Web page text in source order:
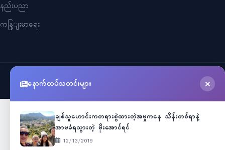
နည်းပညာ
ကနြျးမာရေး
©2026Myanmar Cele News
နောက်ထပ်သတင်းများ
ချစ်သူဟောင်းကတရားစွဲထားတဲ့အမှုကနေ သိန်းတစ်ရာနဲ့
အာမခံရသွားတဲ့ မိုးအောင်ရင်
12/13/2019